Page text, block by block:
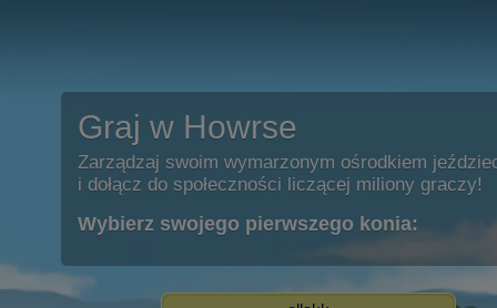
Graj w Howrse
Zarządzaj swoim wymarzonym ośrodkiem
i dołącz do społeczności liczącej miliony graczy!
Wybierz swojego pierwszego konia: